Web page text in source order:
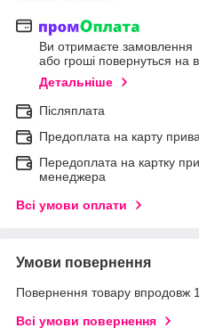
Ви отримаєте замовлення
або гроші повернуться на
Детальніше
Післяплата
Предоплата на карту
Передоплата на картку
менеджера
Всі умови оплати
Умови повернення
Повернення товару впродовж
Всі умови повернення